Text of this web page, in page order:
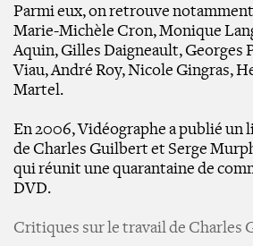
Parmi eux, on retrouve
Marie-Michèle Cron, Monique
Aquin, Gilles Daigneault, Georges
Viau, André Roy, Nicole Gingras,
Martel.
En 2006, Vidéographe a publié
de Charles Guilbert et Serge
qui réunit une quarantaine de
DVD.
Critiques sur le travail de Charles